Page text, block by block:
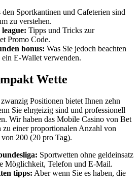
den Sportkantinen und Cafeterien sind
zu verstehen.
Tipps und Tricks zur
Promo Code.
bonus: Was Sie jedoch beachten
ein E-Wallet verwenden.
Wette
Positionen bietet Ihnen zehn
Sie ehrgeizig sind und professionell
Wir haben das Mobile Casino von Bet
zu einer proportionalen Anzahl von
200 (20 pro Tag).
Sportwetten ohne geldeinsatz
Möglichkeit, Telefon und E-Mail.
tipps: Aber wenn Sie es haben, die